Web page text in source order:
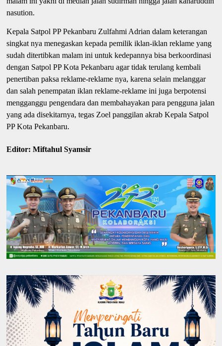
nasution.
Kepala Satpol PP Pekanbaru Zulfahmi Adrian dalam keterangan
singkat nya menegaskan kepada pemilik iklan-iklan reklame yang
sudah ditertibkan malam ini untuk kedepannya bisa berkoordinasi
dengan Satpol PP Kota Pekanbaru agar tidak terulang kembali
penertiban paksa reklame-reklame nya, karena selain melanggar
dan salah penempatan iklan reklame-reklame ini juga berpotensi
mengganggu pengendara dan membahayakan para pengguna jalan
yang ada disekitarnya, tegas Zoel panggilan akrab Kepala Satpol
PP Kota Pekanbaru.
Editor: Miftahul Syamsir